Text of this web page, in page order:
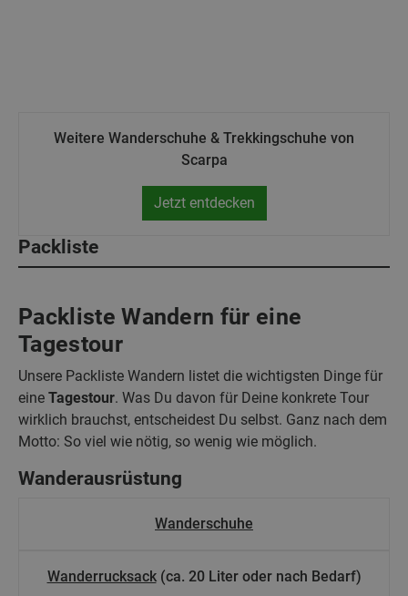
Weitere Wanderschuhe & Trekkingschuhe von
Scarpa
Jetzt entdecken
Packliste
Packliste Wandern für eine
Tagestour
Unsere Packliste Wandern listet die wichtigsten Dinge für
eine Tagestour. Was Du davon für Deine konkrete Tour
wirklich brauchst, entscheidest Du selbst. Ganz nach dem
Motto: So viel wie nötig, so wenig wie möglich.
Wanderausrüstung
Wanderschuhe
Wanderrucksack(ca. 20 Liter oder nach Bedarf)